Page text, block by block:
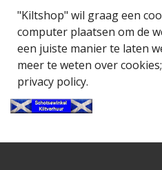
"Kiltshop" wil graag een
computer plaatsen om de
een juiste manier te laten
meer te weten over
privacy policy.